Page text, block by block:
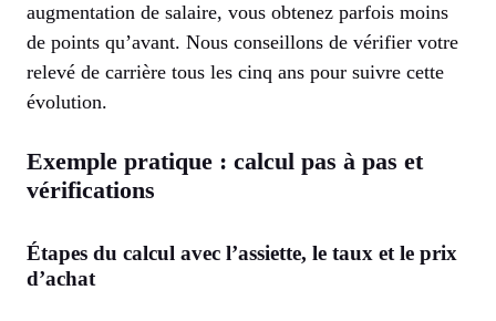
augmentation de salaire, vous obtenez parfois moins
de points qu’avant. Nous conseillons de vérifier votre
relevé de carrière tous les cinq ans pour suivre cette
évolution.
Exemple pratique : calcul pas à pas et
vérifications
Étapes du calcul avec l’assiette, le taux et le prix
d’achat